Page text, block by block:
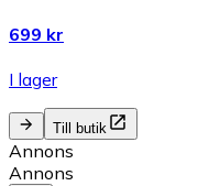
699 kr
I lager
Till butik
Annons
Annons